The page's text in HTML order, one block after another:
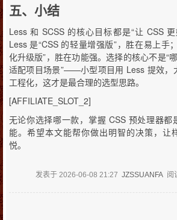
五、小结
Less 和 SCSS 的核心目标都是“让 CSS 更
Less 是“CSS 的轻量增强版”，胜在易上手
化升级版”，胜在功能强。选择的核心不是“
适配项目场景”——小型项目用 Less 提效，
工程化，这才是最合理的选型思路。
[AFFILIATE_SLOT_2]
无论你选择哪一款，掌握 CSS 预处理器都
能。希望本文能帮你做出明智的决策，让
悦。
发表于 2026-06-08 21:27 JZSSUANFA阅